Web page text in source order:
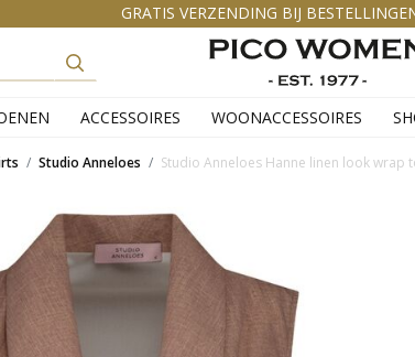
GRATIS VERZENDING BIJ
ACCESSOIRES WOONACCESSOIRES
Studio Anneloes Studio Anneloes Hanne linen look wrap